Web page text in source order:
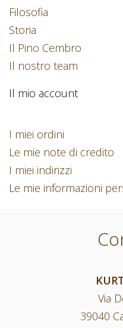
Filosofia
Storia
Il Pino Cembro
Il nostro team
Il mio account
I miei ordini
Le mie note di credito
I miei indirizzi
Le mie informazioni
Via
39040